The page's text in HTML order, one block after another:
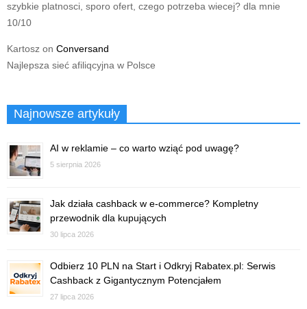
szybkie platnosci, sporo ofert, czego potrzeba wiecej? dla mnie
10/10
Kartosz on Conversand
Najlepsza sieć afiliqcyjna w Polsce
Najnowsze artykuły
AI w reklamie – co warto wziąć pod uwagę?
5 sierpnia 2026
Jak działa cashback w e-commerce? Kompletny
przewodnik dla kupujących
30 lipca 2026
Odbierz 10 PLN na Start i Odkryj Rabatex.pl: Serwis
Cashback z Gigantycznym Potencjałem
27 lipca 2026